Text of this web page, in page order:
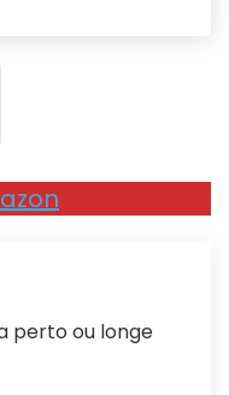
perto ou longe